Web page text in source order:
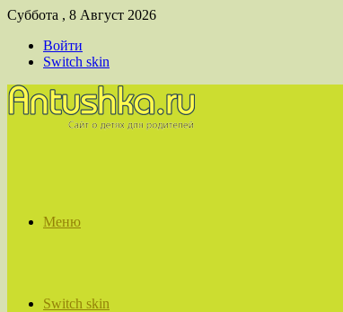
Суббота , 8 Август 2026
Войти
Switch skin
Меню
Switch skin